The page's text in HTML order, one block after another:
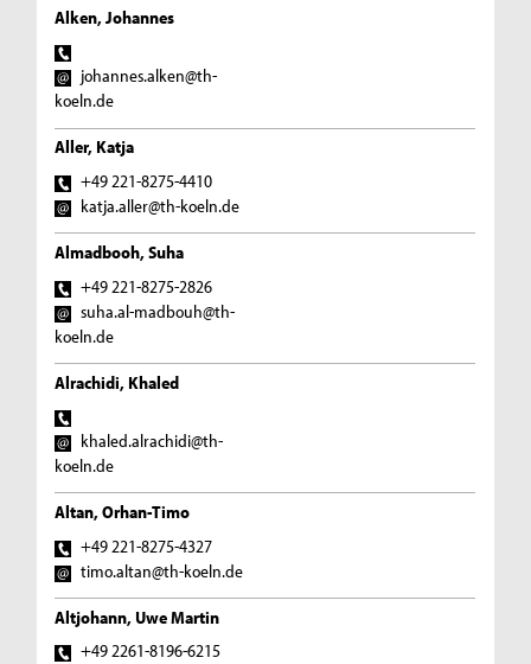
Alken, Johannes
johannes.alken@th-
koeln.de
Aller, Katja
+49 221-8275-4410
katja.aller@th-koeln.de
Almadbooh, Suha
+49 221-8275-2826
suha.al-madbouh@th-
koeln.de
Alrachidi, Khaled
khaled.alrachidi@th-
koeln.de
Altan, Orhan-Timo
+49 221-8275-4327
timo.altan@th-koeln.de
Altjohann, Uwe Martin
+49 2261-8196-6215